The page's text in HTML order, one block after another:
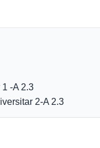
-A 2.3
2-A 2.3